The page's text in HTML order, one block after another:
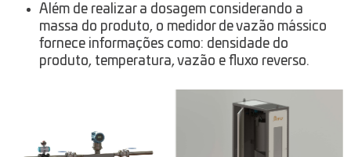
Além de realizar a dosagem considerando a
massa do produto, o medidor de vazão mássico
fornece informações como: densidade do
produto, temperatura, vazão e fluxo reverso.